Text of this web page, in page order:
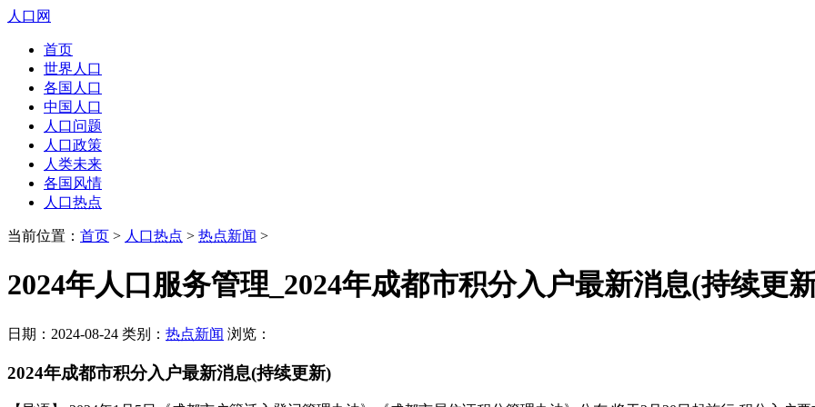
人口网
首页
世界人口
各国人口
中国人口
人口问题
人口政策
人类未来
各国风情
人口热点
当前位置： 首页 > 人口热点 > 热点新闻 >
2024年人口服务管理_2024年成都市积分入户最新消息(持续更
日期：2024-08-24 类别： 热点新闻 浏览：
2024年成都市积分入户最新消息(持续更新)